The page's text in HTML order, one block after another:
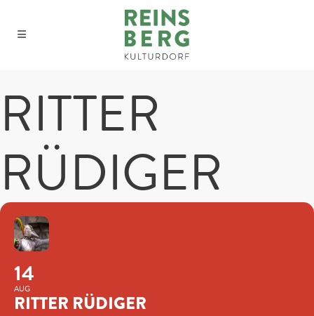
RITTER
RÜDIGER
14
AUG
RITTER RÜDIGER